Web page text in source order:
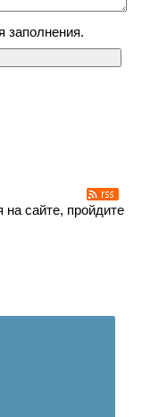
заполнения.
сайте, пройдите